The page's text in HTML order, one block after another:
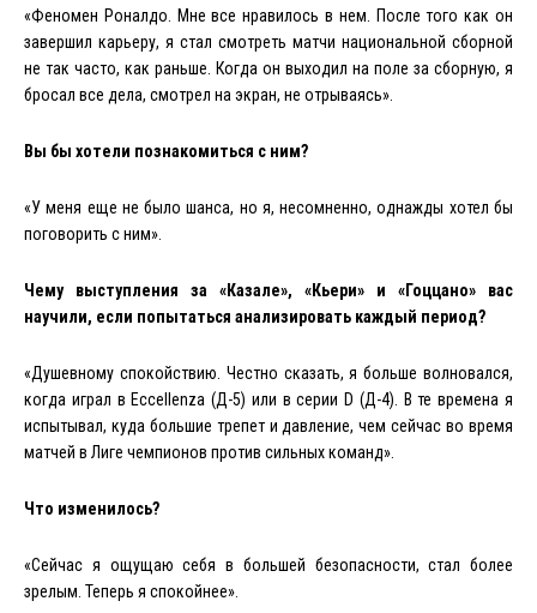
«Феномен Роналдо Мне все нравилось в нем
После того как он
завершил карьеру, я стал смотреть матчи национальной сборной
не так часто, как раньше. Когда он выходил на поле за сборную, я
бросал все дела, смотрел на экран, не отрываясь».
Вы бы хотели познакомиться с ним?
«У меня еще не было шанса, но я, несомненно, однажды хотел бы
поговорить с ним».
Чему выступления за «Казале», «Кьери» и «Гоццано» вас
научили, если попытаться анализировать каждый период?
«Душевному спокойствию Честно сказать, я больше волновался,
когда играл в Eccellenza (Д-5) или в серии D (Д-4) . В те времена я
испытывал, куда большие трепет и давление, чем сейчас во время
матчей в Лиге чемпионов против сильных команд».
Что изменилось?
«Сейчас я ощущаю себя в большей безопасности, стал более
зрелым. Теперь я спокойнее».